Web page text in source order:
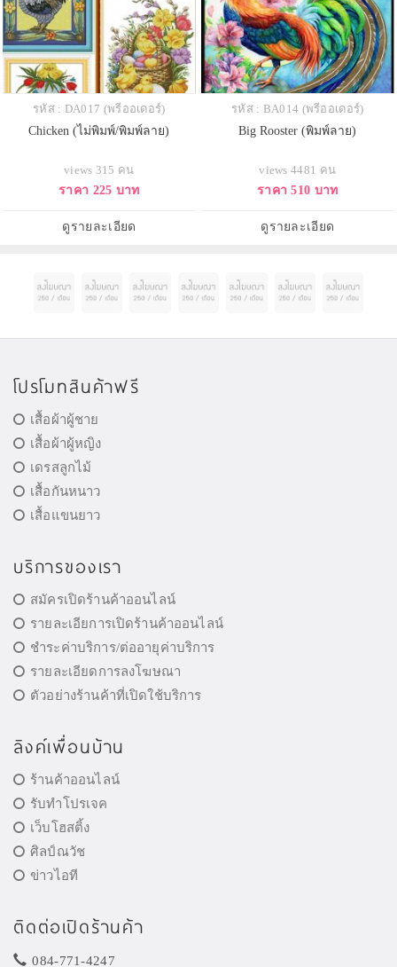
รหัส : DA017 (พรีออเดอร์)
Chicken (ไม่พิมพ์/พิมพ์ลาย)
views 315 คน
ราคา 225 บาท
ดูรายละเอียด
รหัส : BA014 (พรีออเดอร์)
Big Rooster (พิมพ์ลาย)
views 4481 คน
ราคา 510 บาท
ดูรายละเอียด
โปรโมทสินค้าฟรี
เสื้อผ้าผู้ชาย
เสื้อผ้าผู้หญิง
เดรสลูกไม้
เสื้อกันหนาว
เสื้อแขนยาว
บริการของเรา
สมัครเปิดร้านค้าออนไลน์
รายละเอียการเปิดร้านค้าออนไลน์
ชำระค่าบริการ/ต่ออายุค่าบริการ
รายละเอียดการลงโฆษณา
ตัวอย่างร้านค้าที่เปิดใช้บริการ
ลิงค์เพื่อนบ้าน
ร้านค้าออนไลน์
รับทำโปรเจค
เว็บโฮสติ้ง
ศิลป์ณวัช
ข่าวไอที
ติดต่อเปิดร้านค้า
084-771-4247